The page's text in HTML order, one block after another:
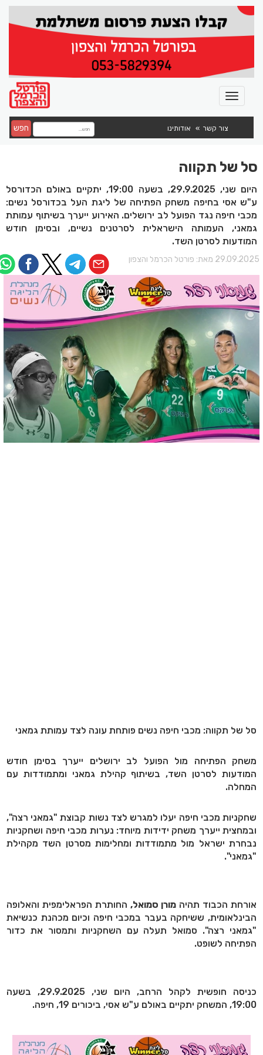
צור קשר אודותינו חפש
סל של תקווה
היום שני, 29.9.2025, בשעה 19:00, יתקיים באולם הכדורסל
ע"ש אסי בחיפה משחק הפתיחה של ליגת העל בכדורסל נשים:
מכבי חיפה נגד הפועל לב ירושלים. האירוע ייערך בשיתוף עמותת
גמאני, העמותה הישראלית לסרטנים נשיים, ובסימן חודש
המודעות לסרטן השד.
מאת: פורטל הכרמל והצפון
סל של תקווה: מכבי חיפה נשים פותחת עונה לצד עמותת גמאני
משחק הפתיחה מול הפועל לב ירושלים ייערך בסימן חודש
המודעות לסרטן השד, בשיתוף קהילת גמאני ומתמודדות עם
המחלה.
שחקניות מכבי חיפה יעלו למגרש לצד נשות קבוצת "גמאני רצה",
ובמחצית ייערך משחק ידידות מיוחד: נערות מכבי חיפה ושחקניות
נבחרת ישראל מול מתמודדות ומחלימות מסרטן השד מקהילת
"גמאני".
אורחת הכבוד תהיהמורן סמואל,החותרת הפראלימפית והאלופה
הבינלאומית, ששיחקה בעבר במכבי חיפה וכיום מכהנת כנשיאת
"גמאני רצה". סמואל תעלה עם השחקניות ותמסור את כדור
הפתיחה לשופט.
כניסה חופשית לקהל הרחב, היום שני, 29.9.2025, בשעה
19:00, המשחק יתקיים באולם ע"ש אסי, ביכורים 19, חיפה.